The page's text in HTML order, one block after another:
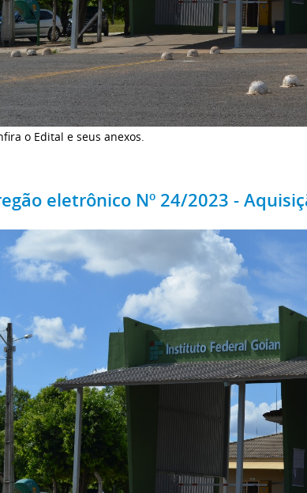
o Edital e seus anexos.
eletrônico Nº 24/2023 -